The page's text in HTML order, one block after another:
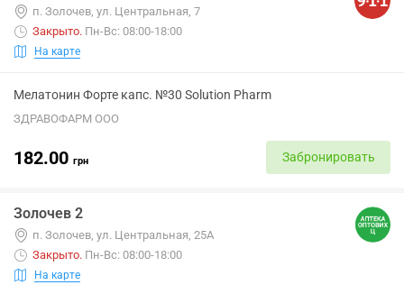
п. Золочев, ул. Центральная, 7
Закрыто. Пн-Вс: 08:00-18:00
На карте
Мелатонин Форте капс. №30 Solution Pharm
ЗДРАВОФАРМ ООО
182.00 грн Забронировать
Золочев 2
п. Золочев, ул. Центральная, 25А
Закрыто. Пн-Вс: 08:00-18:00
На карте